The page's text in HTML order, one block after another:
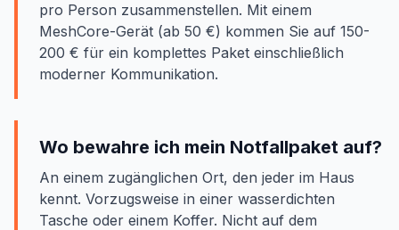
pro Person zusammenstellen. Mit einem
MeshCore-Gerät (ab 50 €) kommen Sie auf 150-
200 € für ein komplettes Paket einschließlich
moderner Kommunikation.
Wo bewahre ich mein Notfallpaket auf?
An einem zugänglichen Ort, den jeder im Haus
kennt. Vorzugsweise in einer wasserdichten
Tasche oder einem Koffer. Nicht auf dem